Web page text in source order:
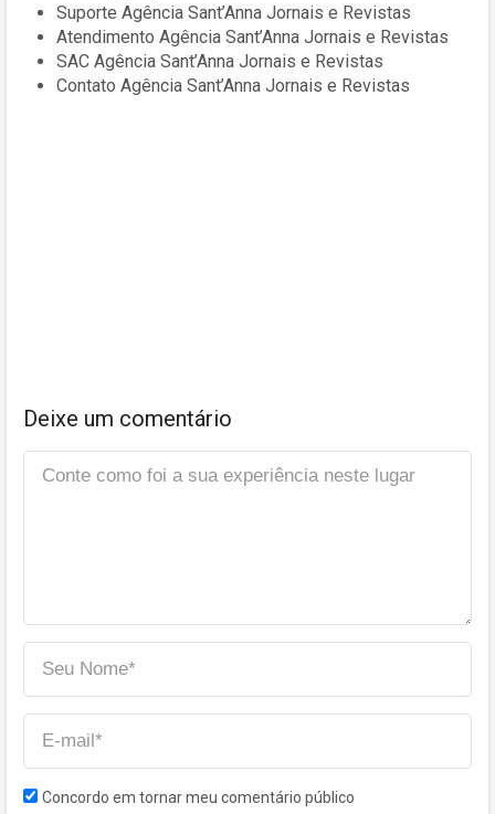
Suporte Agência Sant’Anna Jornais e Revistas
Atendimento Agência Sant’Anna Jornais e Revistas
SAC Agência Sant’Anna Jornais e Revistas
Contato Agência Sant’Anna Jornais e Revistas
Deixe um comentário
Concordo em tornar meu comentário público